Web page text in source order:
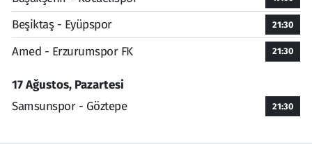
Beşiktaş - Eyüpspor 21:30
Amed - Erzurumspor FK 21:30
17 Ağustos, Pazartesi
Samsunspor - Göztepe
21:30